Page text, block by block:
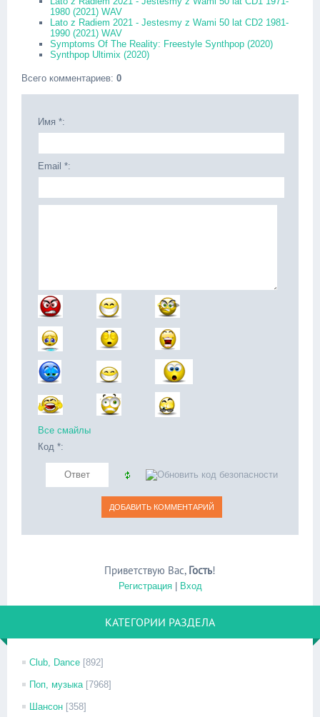
1980 (2021) WAV
Lato z Radiem 2021 - Jestesmy z Wami 50 lat CD2 1981-
1990 (2021) WAV
Symptoms Of The Reality: Freestyle Synthpop (2020)
Synthpop Ultimix (2020)
Всего комментариев: 0
Имя *:
Email *:
Все смайлы
Код *:
Приветствую Вас, Гость!
Регистрация| Вход
КАТЕГОРИИ РАЗДЕЛА
Club, Dance [892]
Поп, музыка [7968]
Шансон [358]